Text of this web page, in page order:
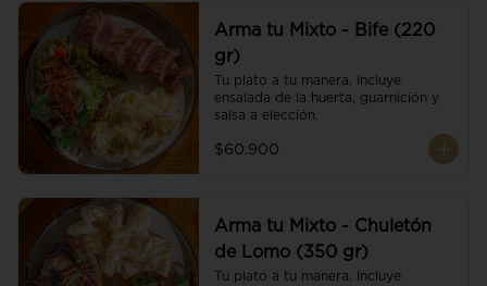
Arma tu Mixto - Bife (220
gr)
Tu plato a tu manera. Incluye
ensalada de la huerta, guarnición y
salsa a elección.
$60.900
Arma tu Mixto - Chuletón
de Lomo (350 gr)
Tu plato a tu manera. Incluye